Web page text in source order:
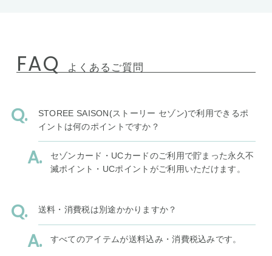
FAQ よくあるご質問
STOREE SAISON(ストーリー セゾン)で利用できるポ
イントは何のポイントですか？
セゾンカード・UCカードのご利用で貯まった永久不
滅ポイント・UCポイントがご利用いただけます。
送料・消費税は別途かかりますか？
すべてのアイテムが送料込み・消費税込みです。